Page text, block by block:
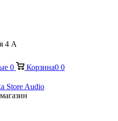
4 А
0 Корзина0 0